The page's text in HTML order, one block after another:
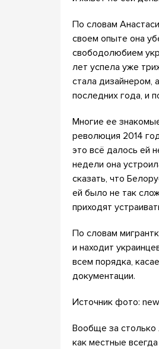
По словам
своем опыте она
свободолюбием
лет успела уже
стала дизайнером,
последних года, и
Многие ее
революция 2014
это всё далось ей
недели она
сказать, что
ей было не так
приходят
По словам
и находит
всем порядка,
документации.
Источник фото:
Вообще за столько
как местные